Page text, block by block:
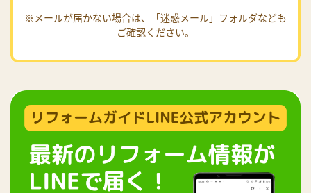
※メールが届かない場合は、「迷惑メール」フォルダなども
ご確認ください。